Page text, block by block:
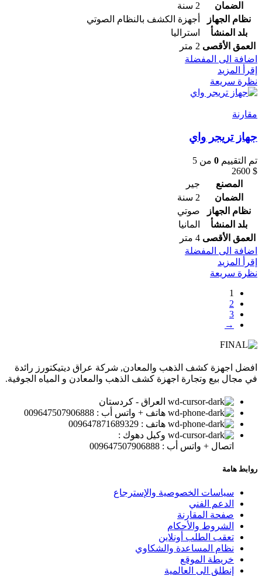
الضمان
2 سنة
نظام الجهاز
أجهزة الكشف بالنظام الصوتي
بلد المنشأ
استراليا
العمق الأقصى 2 متر
اضافة الى المفضلة
إقرأ المزيد
نظرة سريعة
مقارنة
جهاز تريجر واي
تم التقييم 0 من 5
2600 $
المصنع
جير
الضمان
2 سنة
نظام الجهاز
صوتي
بلد المنشأ
المانيا
العمق الأقصى 4 متر
اضافة الى المفضلة
إقرأ المزيد
نظرة سريعة
1
2
3
→
افضل اجهزة كشف الذهب والمعادن, شركة عراق ديتيكتورز رائدة
في مجال بيع وتجارة اجهزة كشف الذهب والمعادن و المياه الجوفية.
العراق - كردستان
هاتف + واتس أب : 009647507906888
هاتف : 009647871689329
وكيل دهوك :
اتصال + واتس أب : 009647507906888
روابط هامة
سياسات الخصوصية والإسترجاع
الدعم الفني
صفحة المقارنة
الشروط والأحكام
تعقب الطلب أونلاين
نظام المساعدة والشكاوي
خريطة الموقع
إنطلق الى العالمية